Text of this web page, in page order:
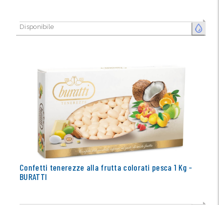
FRESCO
Disponibile
Confetti tenerezze alla frutta colorati pesca 1 Kg -
BURATTI